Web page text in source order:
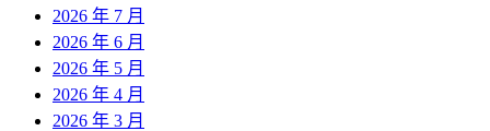
2026 年 7 月
2026 年 6 月
2026 年 5 月
2026 年 4 月
2026 年 3 月